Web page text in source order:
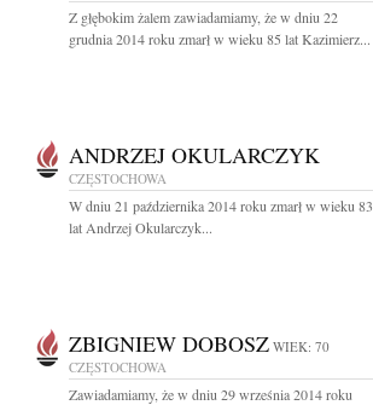
Z głębokim żalem zawiadamiamy, że w dniu 22
grudnia 2014 roku zmarł w wieku 85 lat Kazimierz...
ANDRZEJ OKULARCZYK
CZĘSTOCHOWA
W dniu 21 października 2014 roku zmarł w wieku 83
lat Andrzej Okularczyk...
ZBIGNIEW DOBOSZ WIEK: 70
CZĘSTOCHOWA
Zawiadamiamy, że w dniu 29 września 2014 roku